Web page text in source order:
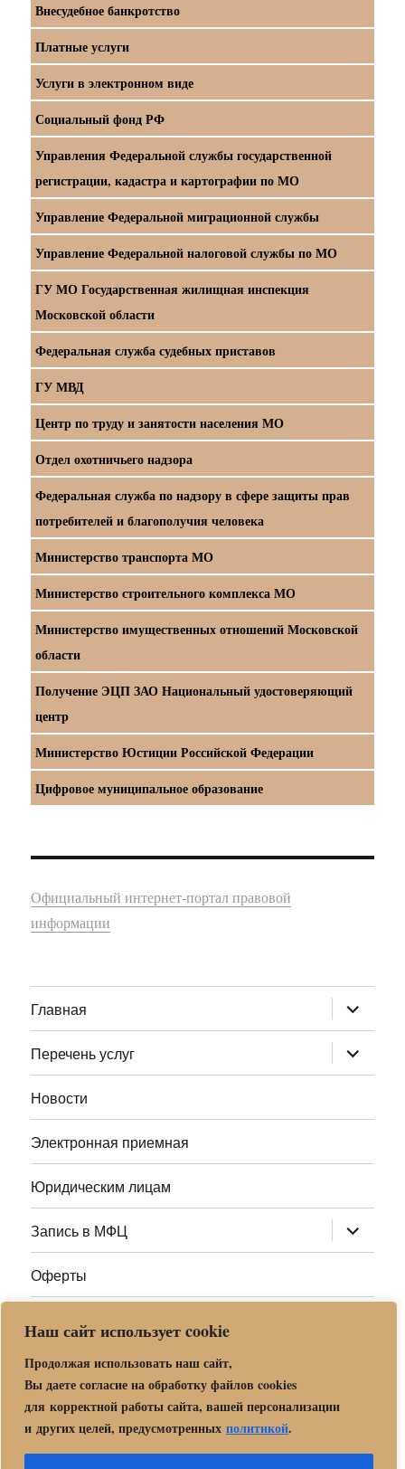
Наш сайт использует cookie
Продолжая использовать наш сайт,
Вы даете согласие на обработку файлов cookies
для корректной работы сайта, вашей персонализации
и других целей, предусмотренных политикой.
Внесудебное банкротство
Платные услуги
Услуги в электронном виде
Социальный фонд РФ
Управления Федеральной службы государственной
регистрации, кадастра и картографии по МО
Управление Федеральной миграционной службы
Управление Федеральной налоговой службы по МО
ГУ МО Государственная жилищная инспекция
Московской области
Федеральная служба судебных приставов
ГУ МВД
Центр по труду и занятости населения МО
Отдел охотничьего надзора
Федеральная служба по надзору в сфере защиты прав
потребителей и благополучия человека
Министерство транспорта МО
Министерство строительного комплекса МО
Министерство имущественных отношений Московской
области
Получение ЭЦП ЗАО Национальный удостоверяющий
центр
Министерство Юстиции Российской Федерации
Цифровое муниципальное образование
Официальный интернет-портал правовой
информации
Главная раскрыть
дочернее
меню
Перечень услуг
раскрыть
дочернее
меню
Новости
Электронная приемная
Юридическим лицам
Запись в МФЦ раскрыть
дочернее
меню
Оферты
Адреса МФЦ МО
Центр государственных и муниципальных услуг «Мои
документы» в г. о. Орехово-Зуево
Политика обработки и защиты персональных данных в «МБУ